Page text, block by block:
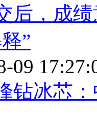
后，成
”
09
钻冰芯